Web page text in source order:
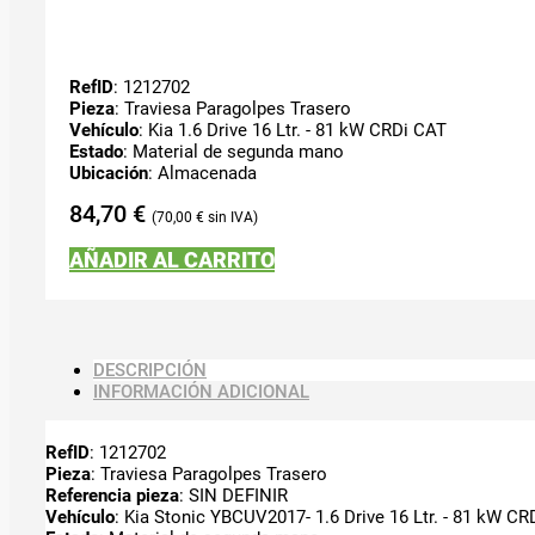
RefID: 1212702
Pieza: Traviesa Paragolpes Trasero
Vehículo: Kia 1.6 Drive 16 Ltr. - 81 kW CRDi CAT
Estado: Material de segunda mano
Ubicación: Almacenada
84,70 € 70,00 €
AÑADIR AL CARRITO
DESCRIPCIÓN
INFORMACIÓN ADICIONAL
RefID: 1212702
Pieza: Traviesa Paragolpes Trasero
Referencia pieza: SIN DEFINIR
Vehículo: Kia Stonic YBCUV2017- 1.6 Drive 16 Ltr. - 81 kW